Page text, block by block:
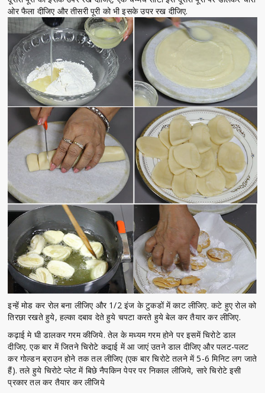
ओर फैला दीजिए और तीसरी पूरी को भी इसके उपर रख दीजिए.
इन्हें मोड कर रोल बना लीजिए और 1/2 इंज के टुकडों में काट लीजिए. कटे हुए रोल को
तिरछा रखते हुये, हल्का दबाव देते हुये चपटा करते हुये बेल कर तैयार कर लीजिए.
कढ़ाई मे घी डालकर गरम कीजिये. तेल के मध्यम गरम होने पर इसमें चिरोटे डाल
दीजिए. एक बार में जितने चिरोटे कढा़ई में आ जाएं उतने डाल दीजिए और पलट-पलट
कर गोल्डन ब्राउन होने तक तल लीजिए (एक बार चिरोटे तलने में 5-6 मिनिट लग जाते
हैं). तले हुये चिरोटे प्लेट में बिछे नैपकिन पेपर पर निकाल लीजिये, सारे चिरोटे इसी
प्रकार तल कर तैयार कर लीजिये